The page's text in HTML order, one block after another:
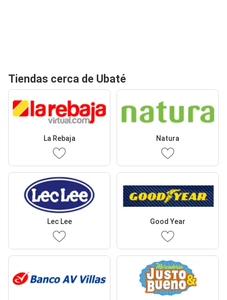
Tiendas cerca de Ubaté
La Rebaja Natura
Lec Lee Good Year